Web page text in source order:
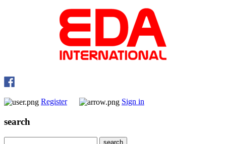
Register Sign in
search